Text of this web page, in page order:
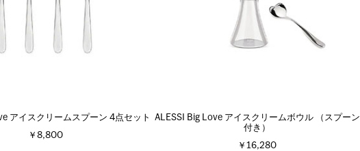
アイスクリームスプーン 4点セット
￥8,800
ALESSI Big Love アイスクリームボウル （スプーン
付き）
￥16,280